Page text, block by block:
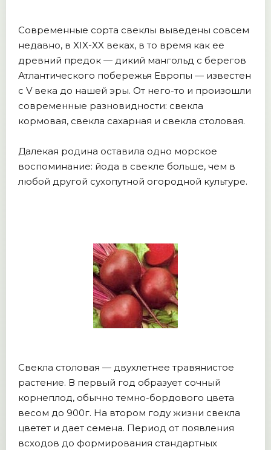
Современные сорта свеклы выведены совсем
недавно, в XIX-XX веках, в то время как ее
древний предок — дикий мангольд с берегов
Атлантического побережья Европы — известен
с V века до нашей эры. От него-то и произошли
современные разновидности: свекла
кормовая, свекла сахарная и свекла столовая.
Далекая родина оставила одно морское
воспоминание: йода в свекле больше, чем в
любой другой сухопутной огородной культуре.
Свекла столовая — двухлетнее травянистое
растение. В первый год образует сочный
корнеплод, обычно темно-бордового цвета
весом до 900г. На втором году жизни свекла
цветет и дает семена. Период от появления
всходов до формирования стандартных